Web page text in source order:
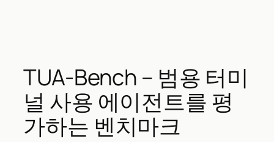
TUA-Bench – 범용 터미
널 사용 에이전트를 평
가하는 벤치마크